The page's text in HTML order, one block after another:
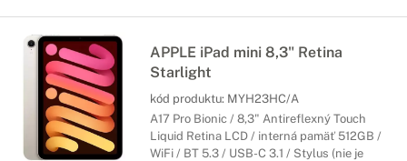
APPLE iPad mini 8,3" Retina
Starlight
kód produktu: MYH23HC/A
A17 Pro Bionic / 8,3" Antireflexný Touch
Liquid Retina LCD / interná pamäť 512GB /
WiFi / BT 5.3 / USB-C 3.1 / Stylus (nie je